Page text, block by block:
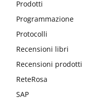
Prodotti
Programmazione
Protocolli
Recensioni libri
Recensioni prodotti
ReteRosa
SAP